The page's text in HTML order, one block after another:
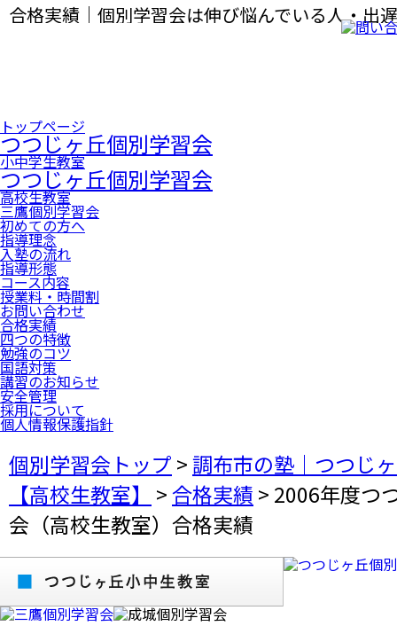
合格実績｜個別学習会は伸び悩んでいる人・出
導くことが得意なプロの個別指導塾です。
トップページ
つつじヶ丘個別学習会
小中学生教室
つつじヶ丘個別学習会
高校生教室
三鷹個別学習会
初めての方へ
指導理念
入塾の流れ
指導形態
コース内容
授業料・時間割
お問い合わせ
合格実績
四つの特徴
勉強のコツ
国語対策
講習のお知らせ
安全管理
採用について
個人情報保護指針
個別学習会トップ >調布市の塾｜つつじ
【高校生教室】
>合格実績 > 2006年度つ
会（高校生教室）合格実績